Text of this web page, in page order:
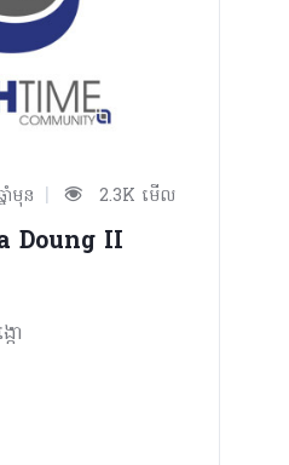
ាំមុន | 2.3K មើល
Doung II
ោ